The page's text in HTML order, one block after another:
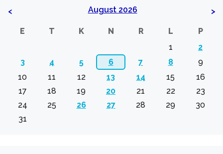
< August 2026 >
E T K N R L
P
1
2
3
4 5 6 7 8
9
10
11 12 13 14 15
16
17
18 19 20 21 22
23
24
25 26 27 28 29
30
31